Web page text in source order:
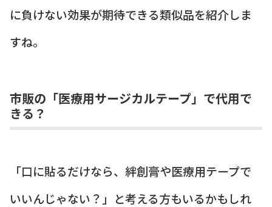
に負けない効果が期待できる類似品を紹介しま
すね。
市販の「医療用サージカルテープ」で代用で
きる？
「口に貼るだけなら、絆創膏や医療用テープで
いいんじゃない？」と考える方もいるかもしれ